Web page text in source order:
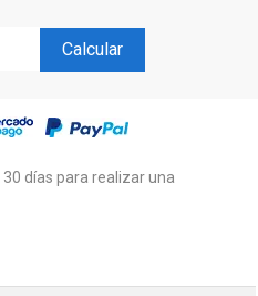
Calcular
30 días para realizar una